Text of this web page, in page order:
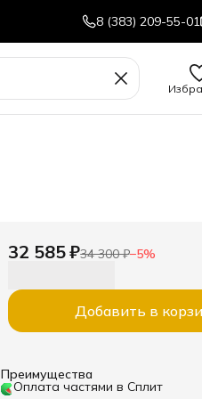
8 (383) 209-55-01
32 585 ₽34 300 ₽−5%
Добавить в
Преимущества
Оплата частями в Сплит